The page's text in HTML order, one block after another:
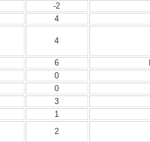
-2
4
4
6
0
0
3
1
2